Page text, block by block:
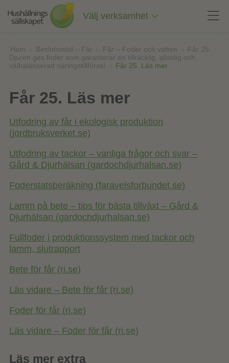
innehåll
Välj verksamhet
Hem Beslutsstöd – Får Får – Foder och vatten
Får 25.
Djuren ges foder som garanterar en tillräcklig, allsidig och
välbalanserad näringstillförsel
Får 25. Läs mer
Får 25. Läs mer
Utfodring av får i ekologisk produktion
(jordbruksverket.se)
Utfodring av tackor – vanliga frågor och svar –
Gård & Djurhälsan (gardochdjurhalsan.se)
Foderstatsberäkning (faravelsforbundet.se)
Lamm på bete – tips för bästa tillväxt – Gård &
Djurhälsan (gardochdjurhalsan.se)
Fullfoder i produktionssystem med tackor och
lamm, slutrapport
Bete för får (ri.se)
Läs vidare – Bete för får (ri.se)
Foder för får (ri.se)
Läs vidare – Foder för får (ri.se)
Läs mer extra